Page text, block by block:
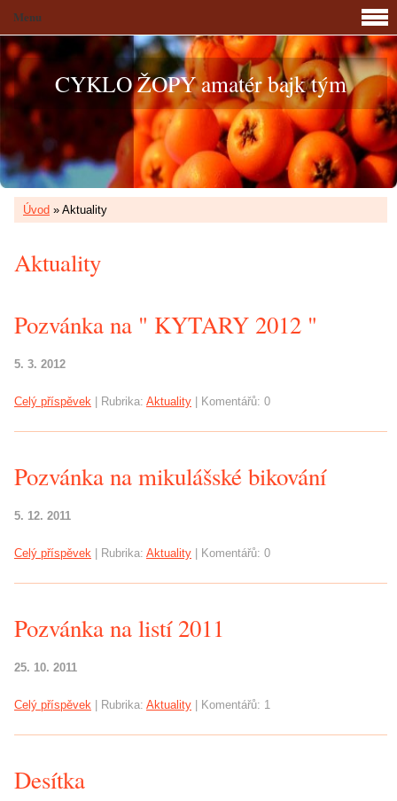
CYKLO ŽOPY amatér bajk tým
Úvod » Aktuality
Aktuality
Pozvánka na " KYTARY 2012 "
5. 3. 2012
Celý příspěvek Rubrika: Aktuality Komentářů: 0
Pozvánka na mikulášské bikování
5. 12. 2011
Celý příspěvek Rubrika: Aktuality Komentářů: 0
Pozvánka na listí 2011
25. 10. 2011
Celý příspěvek Rubrika: Aktuality Komentářů: 1
Desítka
Menu